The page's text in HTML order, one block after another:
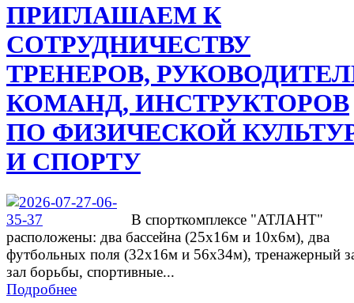
ПРИГЛАШАЕМ К
СОТРУДНИЧЕСТВУ
ТРЕНЕРОВ,
КОМАНД, ИНСТРУКТОРОВ
ПО ФИЗИЧЕСКОЙ
И СПОРТУ
В спорткомплексе "АТЛАНТ"
расположены: два бассейна (25х16м и 10х6м), два
футбольных поля (32х16м и 56х34м), тренажерный
зал борьбы, спортивные...
Подробнее